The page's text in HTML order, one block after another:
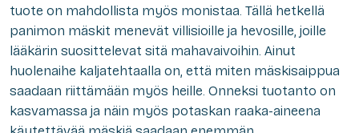
tuote on mahdollista myös monistaa. Tällä hetkellä
panimon mäskit menevät villisioille ja hevosille, joille
lääkärin suosittelevat sitä mahavaivoihin. Ainut
huolenaihe kaljatehtaalla on, että miten mäskisaippua
saadaan riittämään myös heille. Onneksi tuotanto on
kasvamassa ja näin myös potaskan raaka-aineena